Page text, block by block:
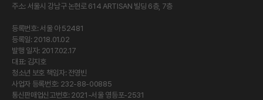
주소: 서울시 강남구 논현로 614 ARTISAN 빌딩 6층, 7층
등록번호: 서울 아 52481
등록일: 2018.01.02
발행 일자: 2017.02.17
대표: 김지호
청소년 보호 책임자: 전영빈
사업자 등록번호: 232-88-00885
통신판매업신고번호: 2021-서울 영등포-2531